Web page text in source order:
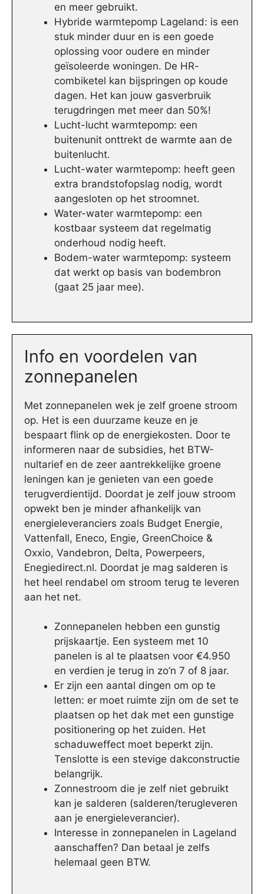
en meer gebruikt.
Hybride warmtepomp Lageland: is een
stuk minder duur en is een goede
oplossing voor oudere en minder
geïsoleerde woningen. De HR-
combiketel kan bijspringen op koude
dagen. Het kan jouw gasverbruik
terugdringen met meer dan 50%!
Lucht-lucht warmtepomp: een
buitenunit onttrekt de warmte aan de
buitenlucht.
Lucht-water warmtepomp: heeft geen
extra brandstofopslag nodig, wordt
aangesloten op het stroomnet.
Water-water warmtepomp: een
kostbaar systeem dat regelmatig
onderhoud nodig heeft.
Bodem-water warmtepomp: systeem
dat werkt op basis van bodembron
(gaat 25 jaar mee).
Info en voordelen van
zonnepanelen
Met zonnepanelen wek je zelf groene stroom
op. Het is een duurzame keuze en je
bespaart flink op de energiekosten. Door te
informeren naar de subsidies, het BTW-
nultarief en de zeer aantrekkelijke groene
leningen kan je genieten van een goede
terugverdientijd. Doordat je zelf jouw stroom
opwekt ben je minder afhankelijk van
energieleveranciers zoals Budget Energie,
Vattenfall, Eneco, Engie, GreenChoice &
Oxxio, Vandebron, Delta, Powerpeers,
Enegiedirect.nl. Doordat je mag salderen is
het heel rendabel om stroom terug te leveren
aan het net.
Zonnepanelen hebben een gunstig
prijskaartje. Een systeem met 10
panelen is al te plaatsen voor €4.950
en verdien je terug in zo’n 7 of 8 jaar.
Er zijn een aantal dingen om op te
letten: er moet ruimte zijn om de set te
plaatsen op het dak met een gunstige
positionering op het zuiden. Het
schaduweffect moet beperkt zijn.
Tenslotte is een stevige dakconstructie
belangrijk.
Zonnestroom die je zelf niet gebruikt
kan je salderen (salderen/terugleveren
aan je energieleverancier).
Interesse in zonnepanelen in Lageland
aanschaffen? Dan betaal je zelfs
helemaal geen BTW.